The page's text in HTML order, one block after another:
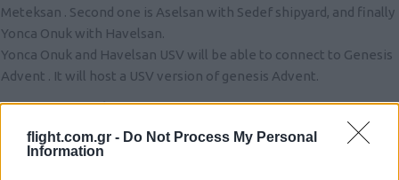
flight.com.gr - Do Not Process My Personal
Information
Meteksan . Second one is Aselsan with Sedef shipyard, and finally
Yonca Onuk with Havelsan.
Yonca Onuk and Havelsan USV will be able to connect to Genesis
Advent . It will host a USV version of genesis Advent.
3 Reply